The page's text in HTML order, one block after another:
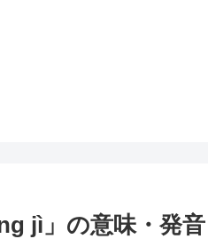
jì」の意味・発